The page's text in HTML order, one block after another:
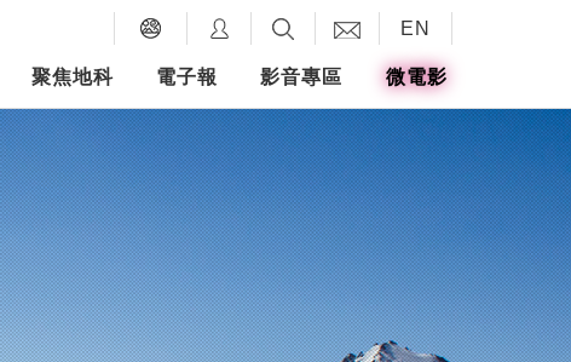
EN
聚焦地科 電子報 影音專區 微電影